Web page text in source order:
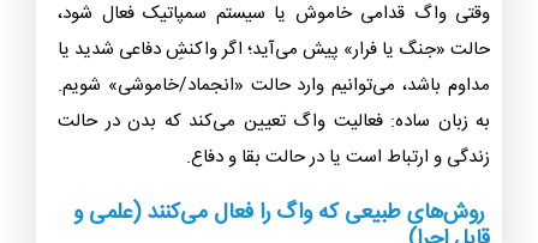
وقتی واگ قدامی خاموش یا سیستم سمپاتیک فعال شود،
حالت «جنگ یا فرار» پیش می‌آید؛ اگر واکنشِ دفاعی شدید یا
مداوم باشد، می‌توانیم وارد حالت «انجماد/خاموشی» شویم.
به زبان ساده: فعالیت واگ تعیین می‌کند که بدن در حالت
زندگی و ارتباط است یا در حالت بقا و دفاع.
روش‌های طبیعی که واگ را فعال می‌کنند (علمی و